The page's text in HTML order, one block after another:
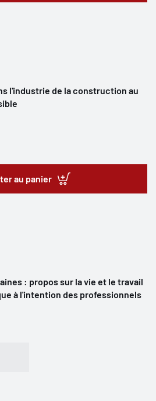
l'industrie de la construction au
au panier
: propos sur la vie et le travail
à l'intention des professionnels